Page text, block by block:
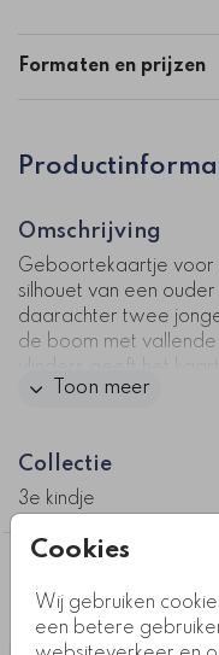
Cookies
Wij gebruiken
een betere
Formaten en prijzen
Omschrijving
Geboortekaartje voor
silhouet van een
daarachter twee
de boom met
naam komt mooi naar
De illustratie is
zodat je de
naar wat past bij jullie
geboorte van een
Kaartcode: FD-
Toon meer
Collectie
3e kindje
leuk